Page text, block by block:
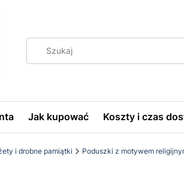
Jak kupować Koszty i czas
i drobne pamiątki Poduszki z motywem